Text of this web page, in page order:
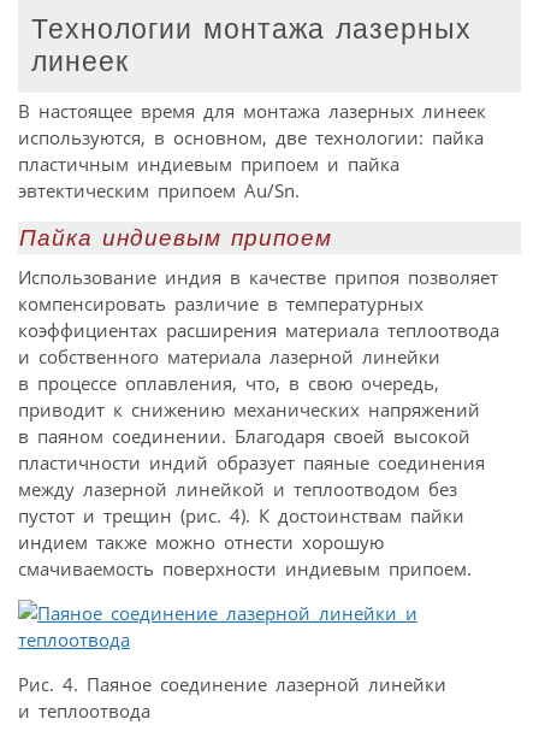
Технологии монтажа лазерных
линеек
В настоящее время для монтажа лазерных линеек
используются, в основном, две технологии: пайка
пластичным индиевым припоем и пайка
эвтектическим припоем Au/Sn.
Пайка индиевым припоем
Использование индия в качестве припоя позволяет
компенсировать различие в температурных
коэффициентах расширения материала теплоотвода
и собственного материала лазерной линейки
в процессе оплавления, что, в свою очередь,
приводит к снижению механических напряжений
в паяном соединении. Благодаря своей высокой
пластичности индий образует паяные соединения
между лазерной линейкой и теплоотводом без
пустот и трещин (рис. 4). К достоинствам пайки
индием также можно отнести хорошую
смачиваемость поверхности индиевым припоем.
Рис. 4. Паяное соединение лазерной линейки
и теплоотвода